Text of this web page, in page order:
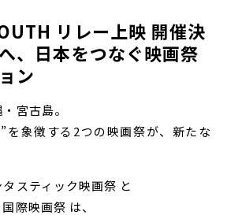
リレー上映 開催決
、日本をつなぐ映画祭
ン
宮古島。
を象徴する2つの映画祭が、新たな
スティック映画祭 と
際映画祭 は、